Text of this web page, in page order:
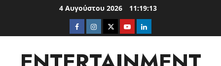
4 Αυγούστου 2026 11:19:14
Facebook
Instagram
TwitterYoutubeLinkedIn